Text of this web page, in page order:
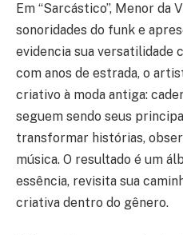
Em “Sarcástico”, Menor da
sonoridades do funk e
evidencia sua versatilidade
com anos de estrada, o
criativo à moda antiga:
seguem sendo seus
transformar histórias,
música. O resultado é um
essência, revisita sua
criativa dentro do gênero.